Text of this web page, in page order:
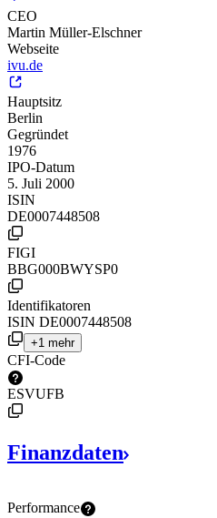
CEO
Martin Müller-Elschner
Webseite
ivu.de
Hauptsitz
Berlin
Gegründet
1976
IPO-Datum
5. Juli 2000
ISIN
DE0007448508
FIGI
BBG000BWYSP0
Identifikatoren
ISIN DE0007448508
+1 mehr
CFI-Code
ESVUFB
Finanzdaten
Performance